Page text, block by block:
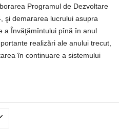
Programul de Dezvoltare
şi demararea lucrului asupra
a Învăţămîntului pînă în anul
realizări ale anului trecut,
în continuare a sistemului